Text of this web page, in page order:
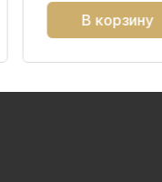
В корзину